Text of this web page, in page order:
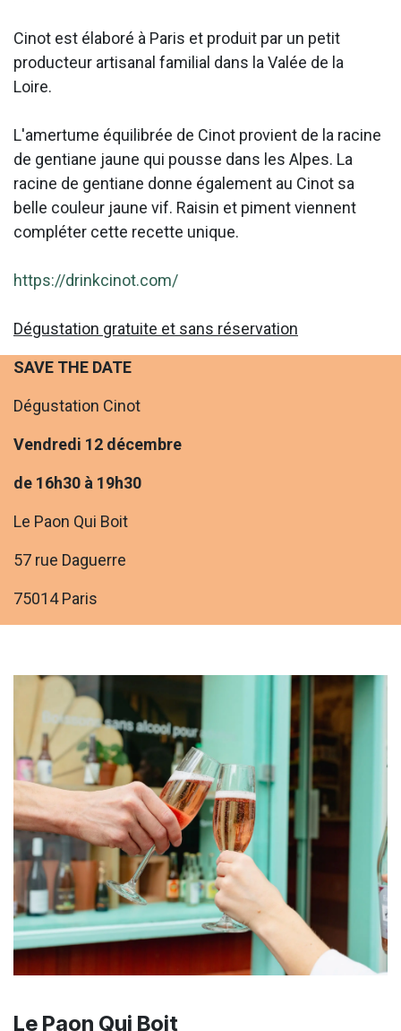
Cinot est élaboré à Paris et produit par un petit
producteur artisanal familial dans la Valée de la
Loire.
L'amertume équilibrée de Cinot provient de la racine
de gentiane jaune qui pousse dans les Alpes. La
racine de gentiane donne également au Cinot sa
belle couleur jaune vif. Raisin et piment viennent
compléter cette recette unique.
https://drinkcinot.com/
Dégustation gratuite et sans réservation
SAVE THE DATE
Dégustation Cinot
Vendredi 12 décembre
de 16h30 à 19h30
Le Paon Qui Boit
57 rue Daguerre
75014 Paris
Le Paon Qui Boit